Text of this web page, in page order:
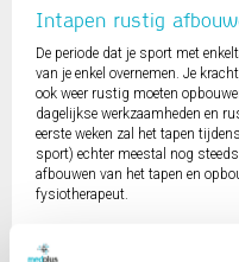
Intapen rustig
De periode dat je sport met
van je enkel overnemen. Je
ook weer rustig moeten
dagelijkse werkzaamheden en
eerste weken zal het tapen
sport) echter meestal nog
afbouwen van het tapen en
fysiotherapeut.
gerust